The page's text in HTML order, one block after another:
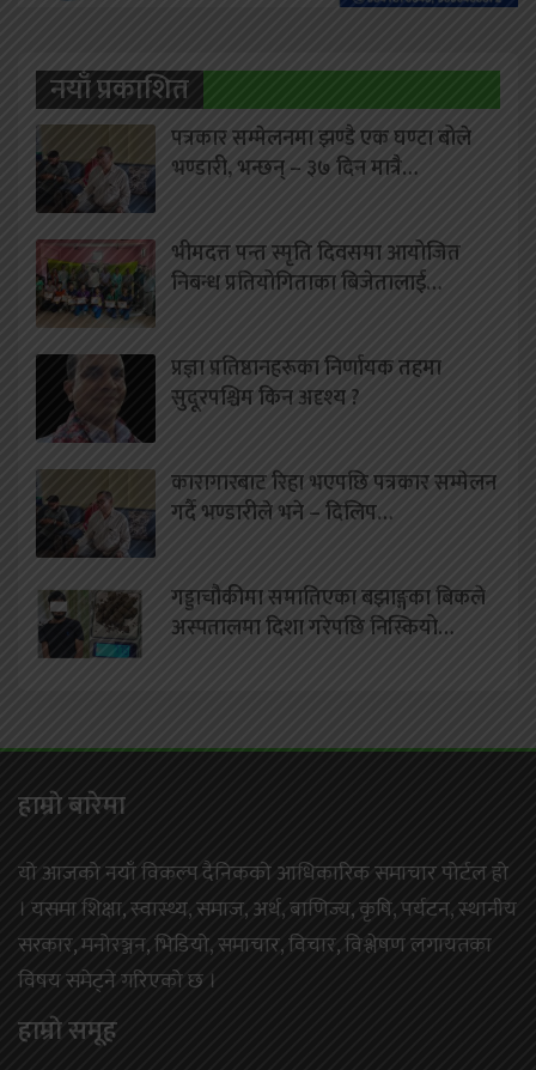
नयाँ प्रकाशित
पत्रकार सम्मेलनमा झण्डै एक घण्टा बोले
भण्डारी, भन्छन् – ३७ दिन मात्रै…
भीमदत्त पन्त स्मृति दिवसमा आयोजित
निबन्ध प्रतियोगिताका बिजेतालाई…
प्रज्ञा प्रतिष्ठानहरूका निर्णायक तहमा
सुदूरपश्चिम किन अदृश्य ?
कारागारबाट रिहा भएपछि पत्रकार सम्मेलन
गर्दै भण्डारीले भने – दिलिप…
गड्डाचौकीमा समातिएका बझाङ्गका बिकले
अस्पतालमा दिशा गरेपछि निस्कियो…
हाम्राे बारेमा
यो आजको नयाँ विकल्प दैनिकको आधिकारिक समाचार पोर्टल हो
। यसमा शिक्षा, स्वास्थ्य, समाज, अर्थ, बाणिज्य, कृषि, पर्यटन, स्थानीय
सरकार, मनोरञ्जन, भिडियो, समाचार, विचार, विश्लेषण लगायतका
विषय समेट्ने गरिएको छ ।
हाम्राे समूह